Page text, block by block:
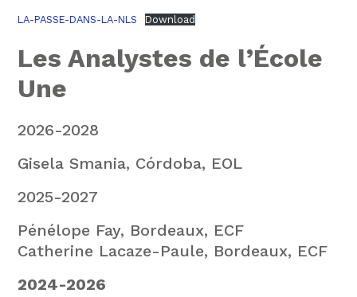
LA-PASSE-DANS-LA-NLS Download
Les Analystes de l’École
Une
2026-2028
Gisela Smania, Córdoba, EOL
2025-2027
Pénélope Fay, Bordeaux, ECF
Catherine Lacaze-Paule, Bordeaux, ECF
2024-2026